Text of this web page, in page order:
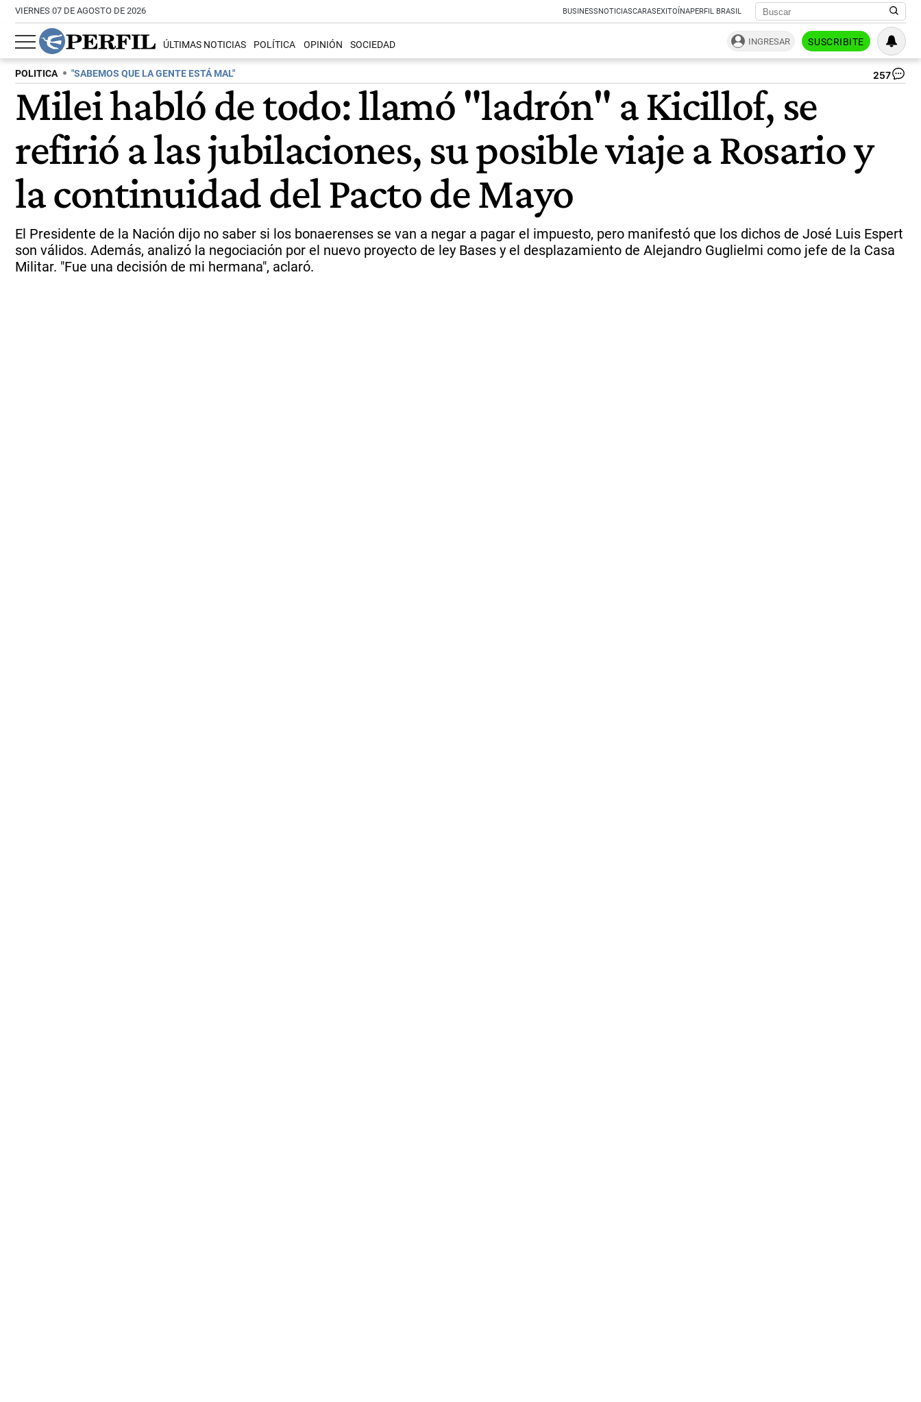
VIERNES 07 DE AGOSTO DE 2026 BUSINESSNOTICIASCARASEXITOÍNAPERFIL BRASIL
ÚLTIMAS NOTICIAS POLÍTICA OPINIÓN SOCIEDAD INGRESAR SUSCRIBITE
POLITICA "SABEMOS QUE LA GENTE ESTÁ MAL" 257
Milei habló de todo: llamó "ladrón" a Kicillof, se
refirió a las jubilaciones, su posible viaje a Rosario y
la continuidad del Pacto de Mayo
El Presidente de la Nación dijo no saber si los bonaerenses se van a negar a pagar el impuesto, pero manifestó que los dichos de José Luis Espert
son válidos. Además, analizó la negociación por el nuevo proyecto de ley Bases y el desplazamiento de Alejandro Guglielmi como jefe de la Casa
Militar. "Fue una decisión de mi hermana", aclaró.